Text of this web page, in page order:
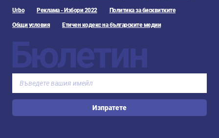
Urbo Реклама - Избори 2022 Политика за бисквитките
Общи условия Етичен кодекс на българските медии
Бюлетин
Изпратете